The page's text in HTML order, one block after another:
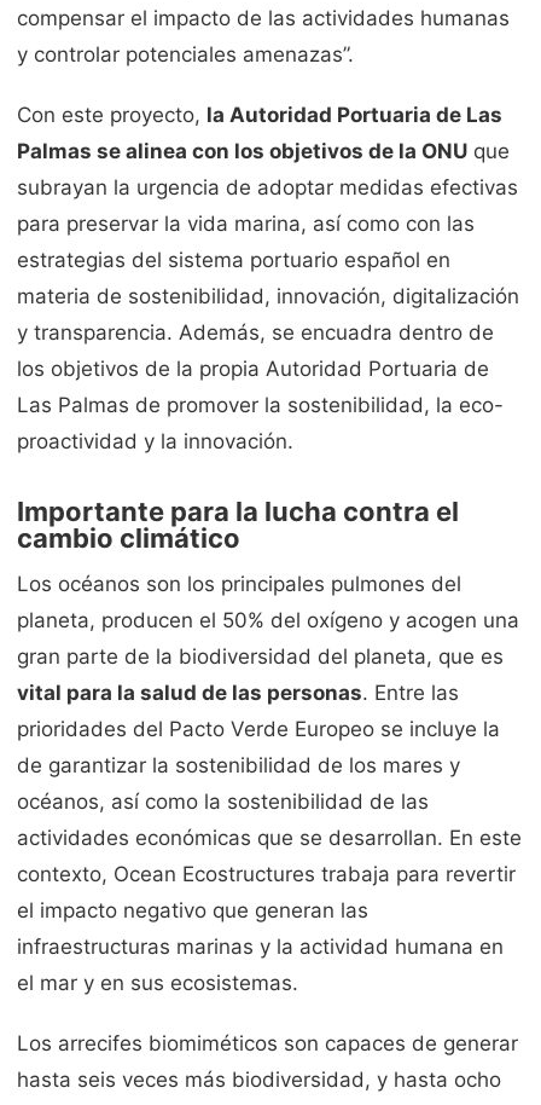
compensar el impacto de las actividades humanas
y controlar potenciales amenazas”.
Con este proyecto, la Autoridad Portuaria de Las
Palmas se alinea con los objetivos de la ONU que
subrayan la urgencia de adoptar medidas efectivas
para preservar la vida marina, así como con las
estrategias del sistema portuario español en
materia de sostenibilidad, innovación, digitalización
y transparencia. Además, se encuadra dentro de
los objetivos de la propia Autoridad Portuaria de
Las Palmas de promover la sostenibilidad, la eco-
proactividad y la innovación.
Importante para la lucha contra el
cambio climático
Los océanos son los principales pulmones del
planeta, producen el 50% del oxígeno y acogen una
gran parte de la biodiversidad del planeta, que es
vital para la salud de las personas. Entre las
prioridades del Pacto Verde Europeo se incluye la
de garantizar la sostenibilidad de los mares y
océanos, así como la sostenibilidad de las
actividades económicas que se desarrollan. En este
contexto, Ocean Ecostructures trabaja para revertir
el impacto negativo que generan las
infraestructuras marinas y la actividad humana en
el mar y en sus ecosistemas.
Los arrecifes biomiméticos son capaces de generar
hasta seis veces más biodiversidad, y hasta ocho